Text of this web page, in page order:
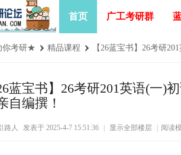
首页 广工考研群
考研★ › 精品课程 › 【26蓝宝书】26考研
26蓝宝书】26考研201英语(一)
自编撰！
路人 发表于 2025-4-7 15:51:36 显示全部楼层 阅读